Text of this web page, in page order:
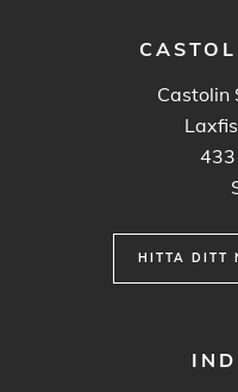
Castolin
HITTA DITT